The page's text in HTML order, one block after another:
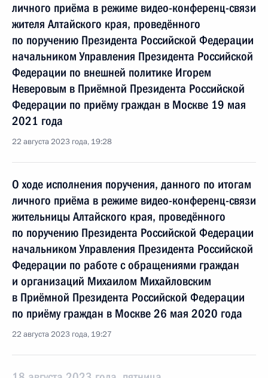
личного приёма в режиме видео-конференц-связи
жителя Алтайского края, проведённого
по поручению Президента Российской Федерации
начальником Управления Президента Российской
Федерации по внешней политике Игорем
Неверовым в Приёмной Президента Российской
Федерации по приёму граждан в Москве 19 мая
2021 года
22 августа 2023 года, 19:28
О ходе исполнения поручения, данного по итогам
личного приёма в режиме видео-конференц-связи
жительницы Алтайского края, проведённого
по поручению Президента Российской Федерации
начальником Управления Президента Российской
Федерации по работе с обращениями граждан
и организаций Михаилом Михайловским
в Приёмной Президента Российской Федерации
по приёму граждан в Москве 26 мая 2020 года
22 августа 2023 года, 19:27